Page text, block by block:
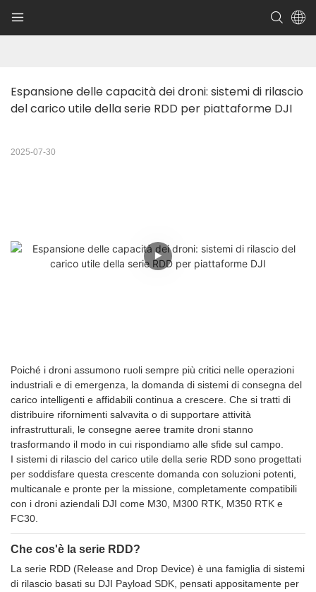
Espansione delle capacità dei droni: sistemi di rilascio
del carico utile della serie RDD per piattaforme DJI
2025-07-30
Poiché i droni assumono ruoli sempre più critici nelle operazioni
industriali e di emergenza, la domanda di sistemi di consegna del
carico intelligenti e affidabili continua a crescere. Che si tratti di
distribuire rifornimenti salvavita o di supportare attività
infrastrutturali, le consegne aeree tramite droni stanno
trasformando il modo in cui rispondiamo alle sfide sul campo.
I sistemi di rilascio del carico utile della serie RDD sono progettati
per soddisfare questa crescente domanda con soluzioni potenti,
multicanale e pronte per la missione, completamente compatibili
con i droni aziendali DJI come M30, M300 RTK, M350 RTK e
FC30.
Che cos'è la serie RDD?
La serie RDD (Release and Drop Device) è una famiglia di sistemi
di rilascio basati su DJI Payload SDK, pensati appositamente per